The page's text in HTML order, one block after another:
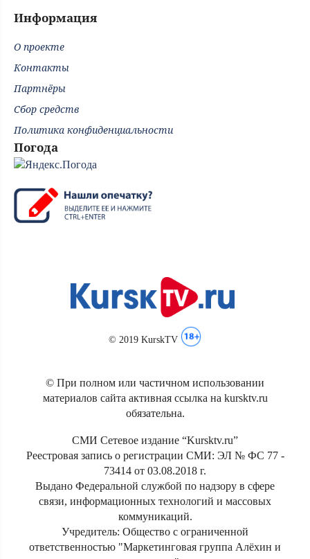
Информация
О проекте
Контакты
Партнёры
Сбор средств
Политика конфиденциальности
Погода
© 2019 KurskTV
© При полном или частичном использовании
материалов сайта активная ссылка на kursktv.ru
обязательна.
СМИ Сетевое издание “Kursktv.ru”
Реестровая запись о регистрации СМИ: ЭЛ № ФС 77 -
73414 от 03.08.2018 г.
Выдано Федеральной службой по надзору в сфере
связи, информационных технологий и массовых
коммуникаций.
Учредитель: Общество с ограниченной
ответственностью "Маркетинговая группа Алёхин и